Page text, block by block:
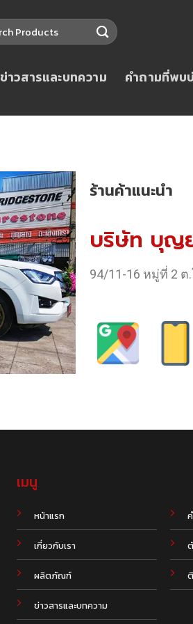
ข่าวสารและบทความ คำถามที่พบ
ร้านค้าแนะนำ
บริษัท บุญย
94/11-16 หมู่ที่ 2 ต.
เมนู
หน้าแรก
เกี่ยวกับเรา
ผลิตภัณฑ์
ข่าวสารและบทความ